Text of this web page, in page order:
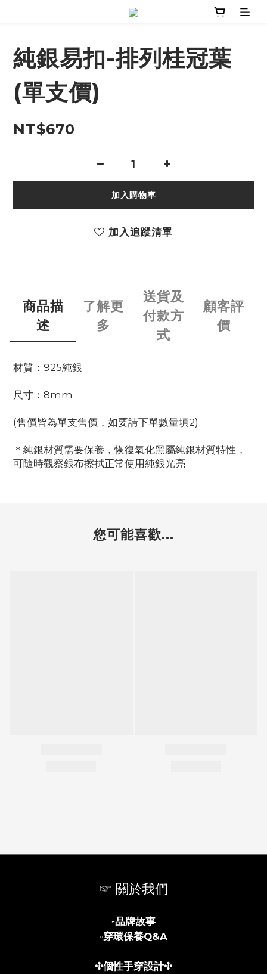
純銀易扣-排列桂冠葉
(單支價)
NT$670
加入購物車
加入追蹤清單
商品描
述
了解更
多
送貨及
付款方
式
顧客評
價
材質：925純銀
尺寸：8mm
(售價皆為單支售價，如要請下單數量填2)
＊純銀材質需要保養，恢復氧化黑屬純銀材質特性，
可隨時觀察銀布擦拭正常使用純銀光亮
您可能喜歡...
☞ 關於我們
▫️品牌故事
▫️穿環保養Q&A
✣個性手穿設計✣